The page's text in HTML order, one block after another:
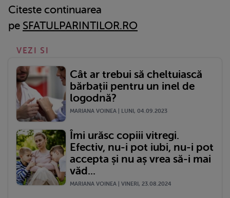
Citeste continuarea
pe SFATULPARINTILOR.RO
VEZI SI
Cât ar trebui să cheltuiască
bărbații pentru un inel de
logodnă?
MARIANA VOINEA | LUNI, 04.09.2023
Îmi urăsc copiii vitregi.
Efectiv, nu-i pot iubi, nu-i pot
accepta și nu aș vrea să-i mai
văd...
MARIANA VOINEA | VINERI, 23.08.2024